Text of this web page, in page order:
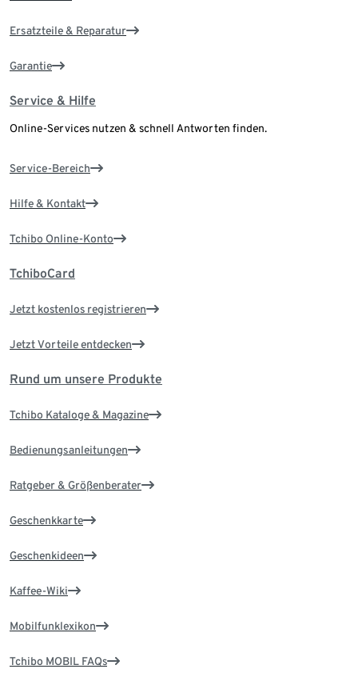
Ersatzteile & Reparatur
Garantie
Service & Hilfe
Online-Services nutzen & schnell Antworten finden.
Service-Bereich
Hilfe & Kontakt
Tchibo Online-Konto
TchiboCard
Jetzt kostenlos registrieren
Jetzt Vorteile entdecken
Rund um unsere Produkte
Tchibo Kataloge & Magazine
Bedienungsanleitungen
Ratgeber & Größenberater
Geschenkkarte
Geschenkideen
Kaffee-Wiki
Mobilfunklexikon
Tchibo MOBIL FAQs